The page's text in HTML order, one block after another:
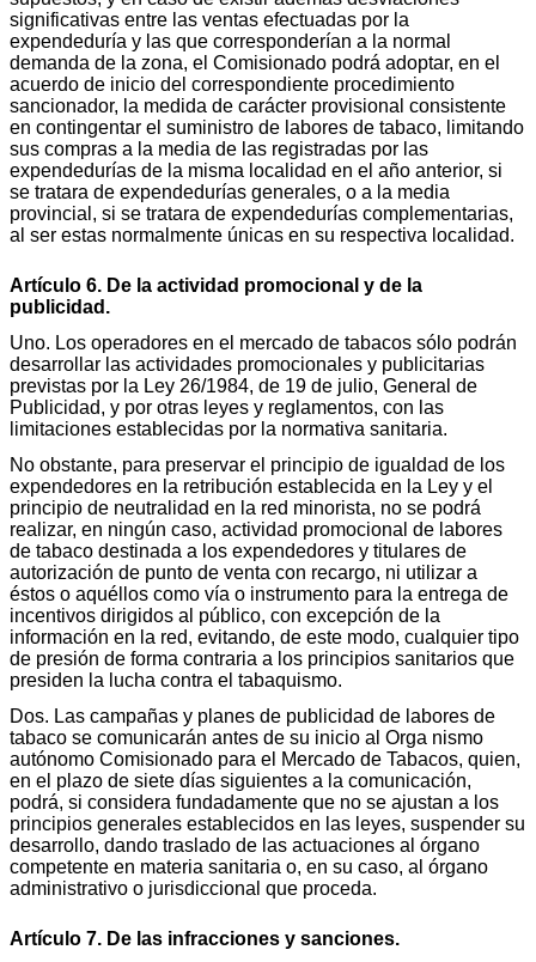
significativas entre las ventas efectuadas por la
expendeduría y las que corresponderían a la normal
demanda de la zona, el Comisionado podrá adoptar, en el
acuerdo de inicio del correspondiente procedimiento
sancionador, la medida de carácter provisional consistente
en contingentar el suministro de labores de tabaco, limitando
sus compras a la media de las registradas por las
expendedurías de la misma localidad en el año anterior, si
se tratara de expendedurías generales, o a la media
provincial, si se tratara de expendedurías complementarias,
al ser estas normalmente únicas en su respectiva localidad.
Artículo 6. De la actividad promocional y de la
publicidad.
Uno. Los operadores en el mercado de tabacos sólo podrán
desarrollar las actividades promocionales y publicitarias
previstas por la Ley 26/1984, de 19 de julio, General de
Publicidad, y por otras leyes y reglamentos, con las
limitaciones establecidas por la normativa sanitaria.
No obstante, para preservar el principio de igualdad de los
expendedores en la retribución establecida en la Ley y el
principio de neutralidad en la red minorista, no se podrá
realizar, en ningún caso, actividad promocional de labores
de tabaco destinada a los expendedores y titulares de
autorización de punto de venta con recargo, ni utilizar a
éstos o aquéllos como vía o instrumento para la entrega de
incentivos dirigidos al público, con excepción de la
información en la red, evitando, de este modo, cualquier tipo
de presión de forma contraria a los principios sanitarios que
presiden la lucha contra el tabaquismo.
Dos. Las campañas y planes de publicidad de labores de
tabaco se comunicarán antes de su inicio al Orga nismo
autónomo Comisionado para el Mercado de Tabacos, quien,
en el plazo de siete días siguientes a la comunicación,
podrá, si considera fundadamente que no se ajustan a los
principios generales establecidos en las leyes, suspender su
desarrollo, dando traslado de las actuaciones al órgano
competente en materia sanitaria o, en su caso, al órgano
administrativo o jurisdiccional que proceda.
Artículo 7. De las infracciones y sanciones.